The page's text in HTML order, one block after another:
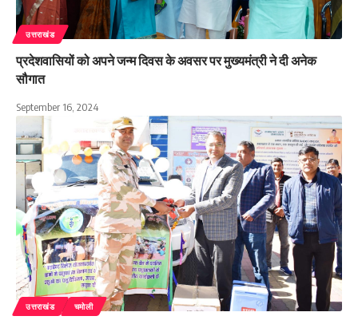
उत्तराखंड
प्रदेशवासियों को अपने जन्म दिवस के अवसर पर मुख्यमंत्री ने दी अनेक
सौगात
September 16, 2024
उत्तराखंड चमोली